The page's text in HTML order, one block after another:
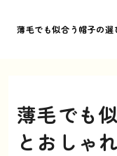
薄毛でも似合う帽子の
薄毛でも
とおしゃ